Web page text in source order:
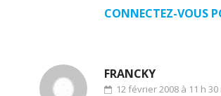
CONNECTEZ-VOUS
FRANCKY
12 février 2008 à 11 h 30